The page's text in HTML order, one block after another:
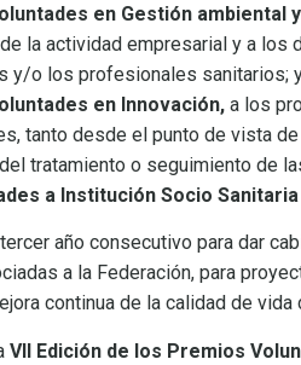
en Gestión ambiental
la actividad empresarial y a
y/o los profesionales sanitarios;
en Innovación, a los
tanto desde el punto de vista
tratamiento o seguimiento de
a Institución Socio Sanitaria
año consecutivo para dar
a la Federación, para
continua de la calidad de
VII Edición de los Premios